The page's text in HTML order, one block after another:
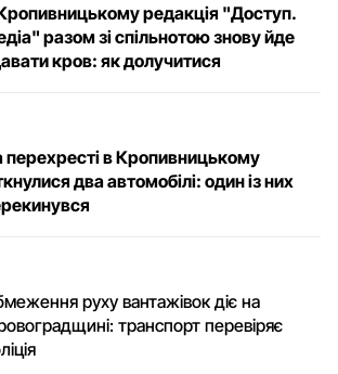
редакція "Доступ.
разом зі спільнотою знову йде
кров: як долучитися
перехресті в Кропивницькому
два автомобілі: один із них
руху вантажівок діє на
транспорт перевіряє